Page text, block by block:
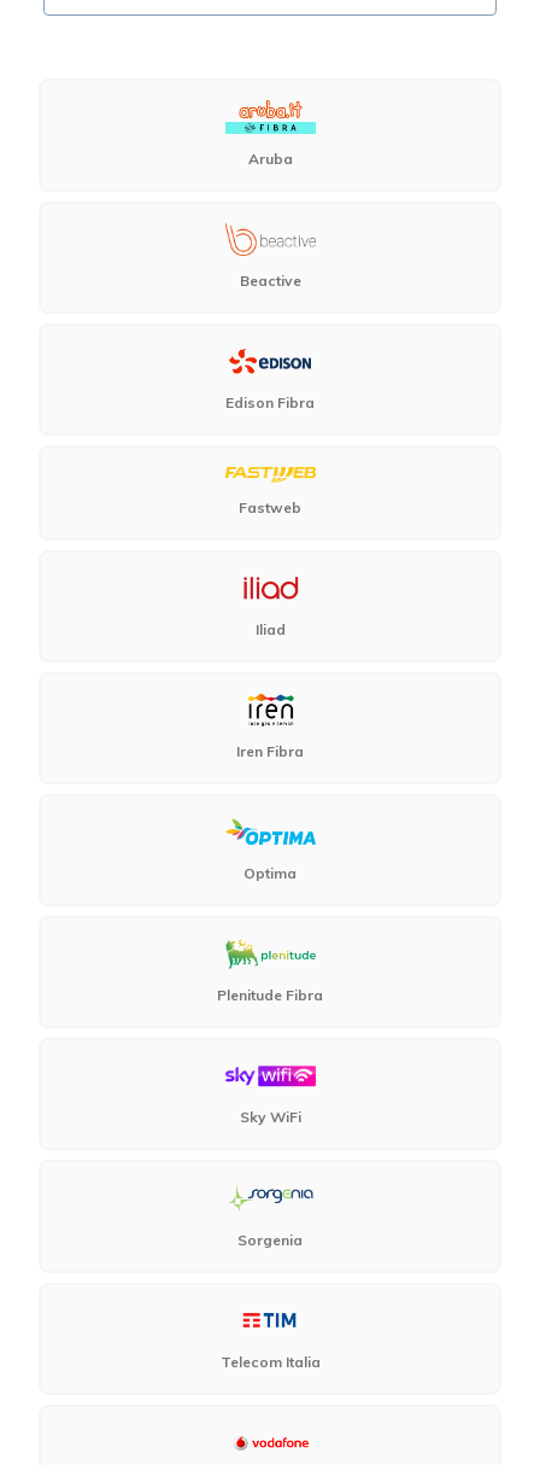
Aruba
Beactive
Edison Fibra
Fastweb
Iliad
Iren Fibra
Optima
Plenitude Fibra
Sky WiFi
Sorgenia
Telecom Italia